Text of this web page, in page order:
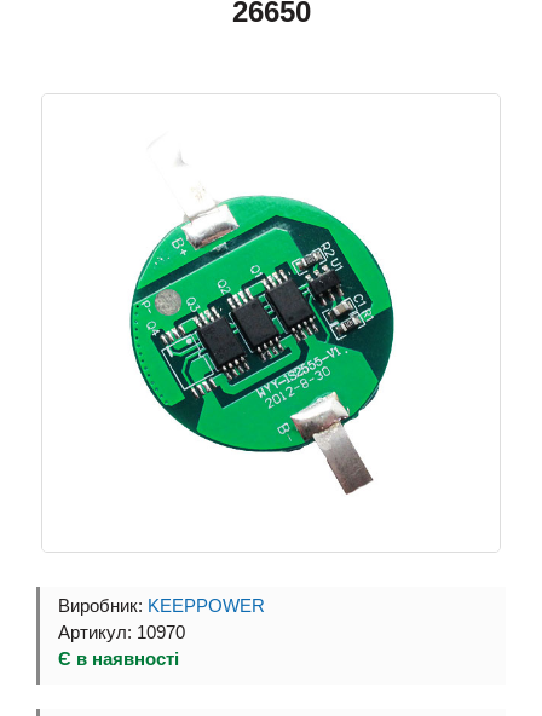
26650
Виробник: KEEPPOWER
Артикул: 10970
Є в наявності